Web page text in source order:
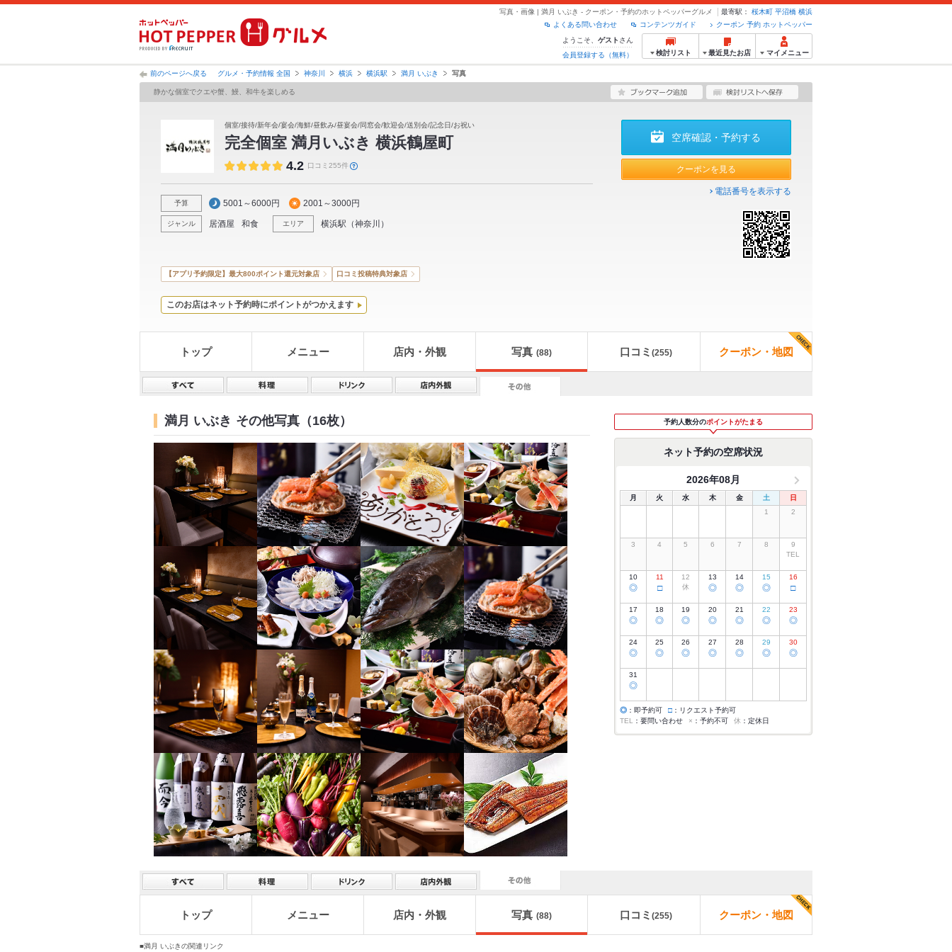
写真・画像 | 満月 いぶき - クーポン・予約のホットペッパーグルメ 最寄駅： 桜木町 平沼橋 横浜
クーポン 予約 ホットペッパー
コンテンツガイド
よくある問い合わせ
ようこそ、 ゲスト さん
会員登録する（無料）
検討リスト 最近見たお店 マイメニュー
前のページへ戻る グルメ・予約情報 全国 神奈川 横浜 横浜駅 満月 いぶき 写真
静かな個室でクエや蟹、鰻、和牛を楽しめる
個室/接待/新年会/宴会/海鮮/昼飲み/昼宴会/同窓会/歓迎会/送別会/記念日/お祝い
完全個室 満月いぶき 横浜鶴屋町
4.2 口コミ255件
予算 5001～6000円 2001～3000円
ジャンル 居酒屋 和食 エリア 横浜駅 （神奈川 ）
空席確認・予約する
クーポンを見る
電話番号を表示する
【アプリ予約限定】最大800ポイント還元対象店 口コミ投稿特典対象店
このお店はネット予約時にポイントがつかえます
トップ メニュー 店内・外観 写真 (88) 口コミ (255) クーポン・地図
満月 いぶき その他写真（16枚） 予約人数分のポイントがたまる
ネット予約の空席状況
2026年08月
月 火 水 木 金 土
日
1
2
3 4 5 6 7 8
9
TEL
10
◎
11
□
12
休
13
◎
14
◎
15
◎
16
□
17
◎
18
◎
19
◎
20
◎
21
◎
22
◎
23
◎
24
◎
25
◎
26
◎
27
◎
28
◎
29
◎
30
◎
31
◎
◎ ：即予約可 □ ：リクエスト予約可
TEL
：要問い合わせ × ：予約不可 休 ：定休日
トップ メニュー 店内・外観 写真 (88) 口コミ (255) クーポン・地図
■満月 いぶきの関連リンク